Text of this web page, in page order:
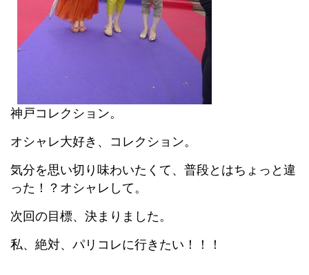
神戸コレクション。
オシャレ大好き、コレクション。
気分を思い切り味わいたくて、普段とはちょっと違
った！？オシャレして。
次回の目標、決まりました。
私、絶対、パリコレに行きたい！！！